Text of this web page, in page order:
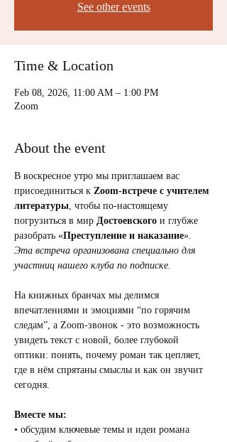
See other events
Time & Location
Feb 08, 2026, 11:00 AM – 1:00 PM
Zoom
About the event
В воскресное утро мы приглашаем вас
присоединиться к Zoom-встрече с учителем
литературы, чтобы по-настоящему
погрузиться в мир Достоевского и глубже
разобрать «Преступление и наказание».
Эта встреча организована специально для
участниц нашего клуба по подписке.
На книжных бранчах мы делимся
впечатлениями и эмоциями “по горячим
следам”, а Zoom-звонок - это возможность
увидеть текст с новой, более глубокой
оптики: понять, почему роман так цепляет,
где в нём спрятаны смыслы и как он звучит
сегодня.
Вместе мы:
• обсудим ключевые темы и идеи романа